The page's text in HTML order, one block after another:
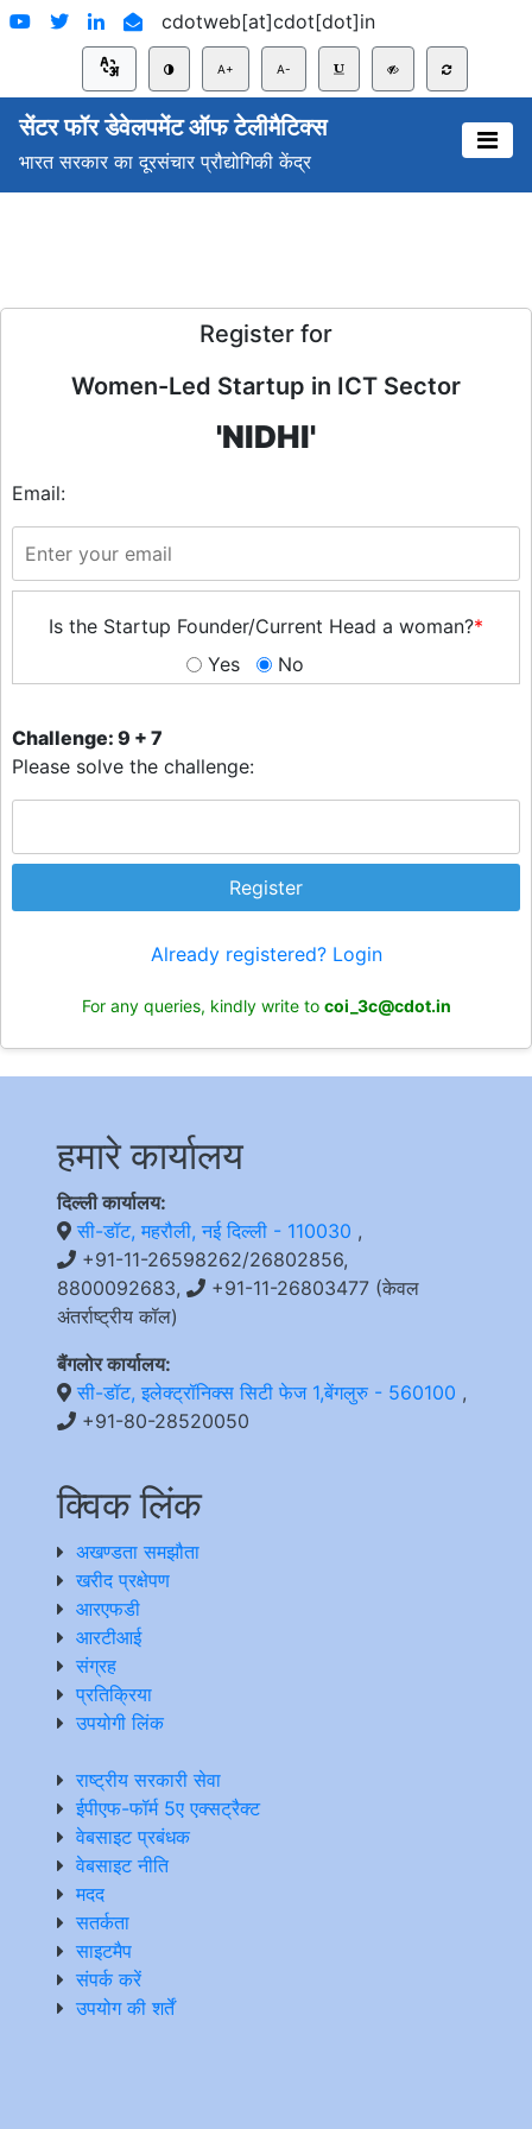
cdotweb[at]cdot[dot]in
A+ A-
सेंटर फॉर डेवेलपमेंट ऑफ टेलीमैटिक्स
भारत सरकार का दूरसंचार प्रौद्योगिकी केंद्र
Register for
Women-Led Startup in ICT Sector
'NIDHI'
Email:
Is the Startup Founder/Current Head a woman?*
Yes
No
Challenge: 9 + 7
Please solve the challenge:
Register
Already registered? Login
For any queries, kindly write to coi_3c@cdot.in
हमारे कार्यालय
दिल्ली कार्यालय:
सी-डॉट, महरौली, नई दिल्ली - 110030 ,
+91-11-26598262/26802856,
8800092683,
+91-11-26803477 (केवल
अंतर्राष्ट्रीय कॉल)
बैंगलोर कार्यालय:
सी-डॉट, इलेक्ट्रॉनिक्स सिटी फेज 1,बेंगलुरु - 560100 ,
+91-80-28520050
क्विक लिंक
अखण्डता समझौता
खरीद प्रक्षेपण
आरएफडी
आरटीआई
संग्रह
प्रतिक्रिया
उपयोगी लिंक
राष्ट्रीय सरकारी सेवा
ईपीएफ-फॉर्म 5ए एक्सट्रैक्ट
वेबसाइट प्रबंधक
वेबसाइट नीति
मदद
सतर्कता
साइटमैप
संपर्क करें
उपयोग की शर्तें